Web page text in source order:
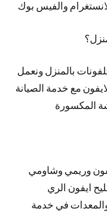
والفيس بوك
بالمنزل ونعمل
مع خدمة الصيانة
المكسورة
وريمي وشاومي
ايفون الري
في خدمة